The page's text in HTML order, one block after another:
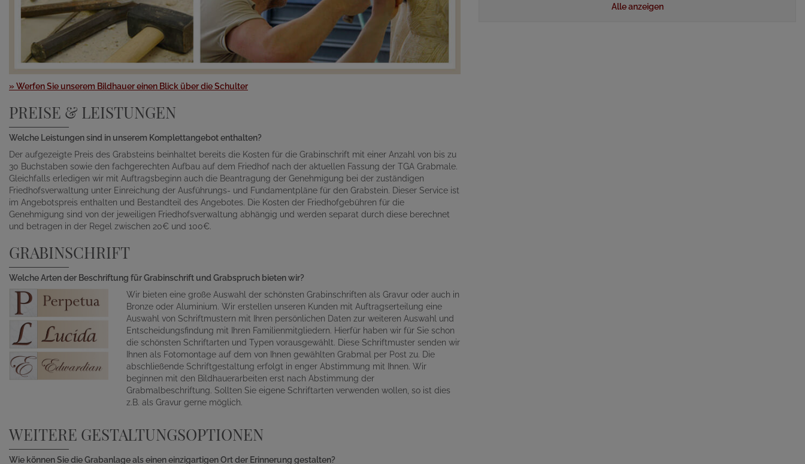
» Werfen Sie unserem Bildhauer einen Blick über die Schulter
PREISE & LEISTUNGEN
Welche Leistungen sind in unserem Komplettangebot enthalten?
Der aufgezeigte Preis des Grabsteins beinhaltet bereits die Kosten für die Grabinschrift mit einer Anzahl von bis zu
30 Buchstaben sowie den fachgerechten Aufbau auf dem Friedhof nach der aktuellen Fassung der TGA Grabmale.
Gleichfalls erledigen wir mit Auftragsbeginn auch die Beantragung der Genehmigung bei der zuständigen
Friedhofsverwaltung unter Einreichung der Ausführungs- und Fundamentpläne für den Grabstein. Dieser Service ist
im Angebotspreis enthalten und Bestandteil des Angebotes. Die Kosten der Friedhofgebühren für die
Genehmigung sind von der jeweiligen Friedhofsverwaltung abhängig und werden separat durch diese berechnet
und betragen in der Regel zwischen 20€ und 100€.
GRABINSCHRIFT
Welche Arten der Beschriftung für Grabinschrift und Grabspruch bieten wir?
Wir bieten eine große Auswahl der schönsten Grabinschriften als Gravur oder auch in
Bronze oder Aluminium. Wir erstellen unseren Kunden mit Auftragserteilung eine
Auswahl von Schriftmustern mit Ihren persönlichen Daten zur weiteren Auswahl und
Entscheidungsfindung mit Ihren Familienmitgliedern. Hierfür haben wir für Sie schon
die schönsten Schriftarten und Typen vorausgewählt. Diese Schriftmuster senden wir
Ihnen als Fotomontage auf dem von Ihnen gewählten Grabmal per Post zu. Die
abschließende Schriftgestaltung erfolgt in enger Abstimmung mit Ihnen. Wir
beginnen mit den Bildhauerarbeiten erst nach Abstimmung der
Grabmalbeschriftung. Sollten Sie eigene Schriftarten verwenden wollen, so ist dies
z.B. als Gravur gerne möglich.
WEITERE GESTALTUNGSOPTIONEN
Wie können Sie die Grabanlage als einen einzigartigen Ort der Erinnerung gestalten?
Alle anzeigen